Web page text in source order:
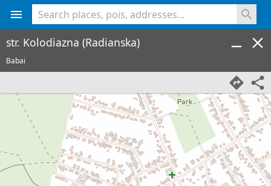
str. Kolodiazna (Radianska)
Babai
<% console.log(hcard) %>